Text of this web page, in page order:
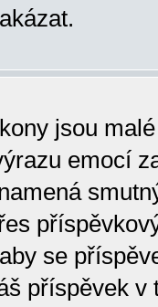
jsou
emocí
se
příspěvek v